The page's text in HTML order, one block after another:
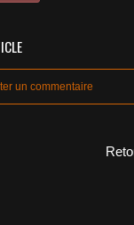
un commentaire